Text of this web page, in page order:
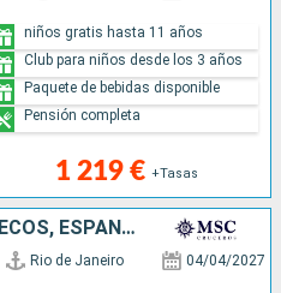
1 219 € +Tasas
niños gratis hasta 11 años
Club para niños desde los 3 años
Paquete de bebidas disponible
Pensión completa
BRASIL, TENERIFE, MARRUECOS, ESPAÑA, TÚNEZ, ITALIA, FRANCIA
Rio de Janeiro 04/04/2027